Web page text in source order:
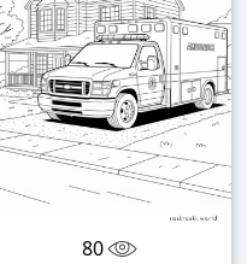
80